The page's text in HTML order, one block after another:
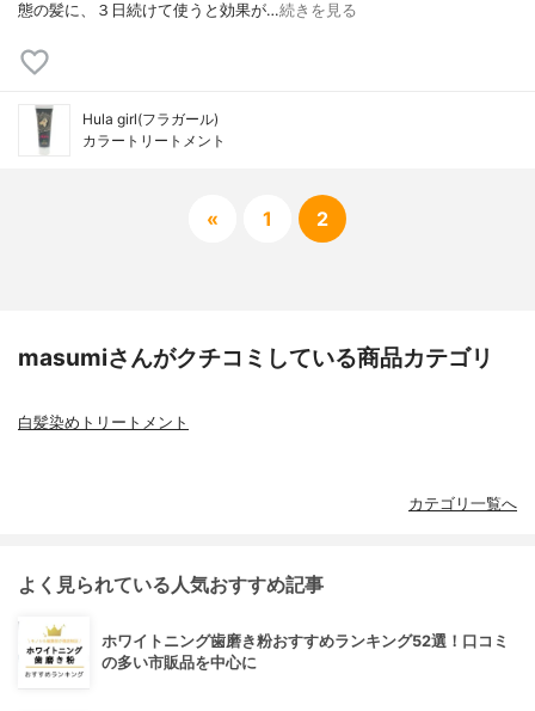
態の髪に、３日続けて使うと効果が…続きを見る
Hula girl(フラガール)
カラートリートメント
« 1 2
masumiさんがクチコミしている商品カテゴリ
白髪染めトリートメント
カテゴリ一覧へ
よく見られている人気おすすめ記事
ホワイトニング歯磨き粉おすすめランキング52選！口コミ
の多い市販品を中心に